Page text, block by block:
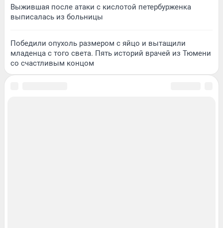
Выжившая после атаки с кислотой петербурженка
выписалась из больницы
Победили опухоль размером с яйцо и вытащили
младенца с того света. Пять историй врачей из Тюмени
со счастливым концом